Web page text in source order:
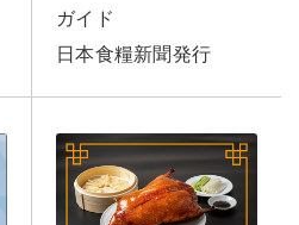
ガイド
日本食糧新聞発行